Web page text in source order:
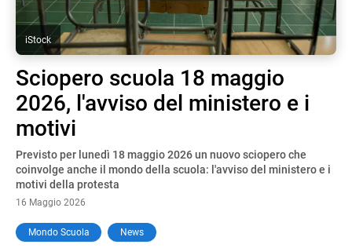
iStock
Sciopero scuola 18 maggio
2026, l'avviso del ministero e i
motivi
Previsto per lunedì 18 maggio 2026 un nuovo sciopero che
coinvolge anche il mondo della scuola: l'avviso del ministero e i
motivi della protesta
16 Maggio 2026
Mondo Scuola News